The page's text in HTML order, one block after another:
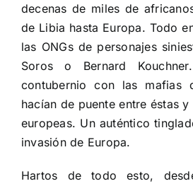
decenas de miles de
de Libia hasta Europa. Todo
las ONGs de personajes
Soros o Bernard
contubernio con las mafias
hacían de puente entre éstas
europeas. Un auténtico
invasión de Europa.
Hartos de todo esto,